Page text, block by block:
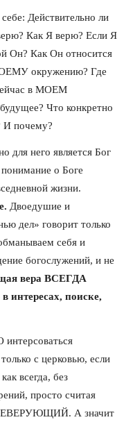
Действительно ли
Как Я верю? Если Я
Он? Как Он относится
окружению? Где
в МОЕМ
Что конкретно
И почему?
для него является Бог
о Боге
Двоедушие и
дел» говорит только
себя и
богослужений, и не
вера ВСЕГДА
интересах, поиске,
с церковью, если
всегда, без
просто считая
НЕВЕРУЮЩИЙ. А значит